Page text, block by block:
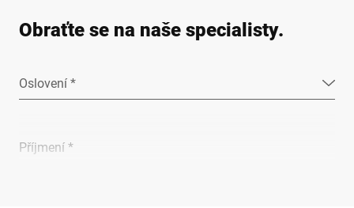
Obraťte se na naše specialisty.
Oslovení *
Příjmení *